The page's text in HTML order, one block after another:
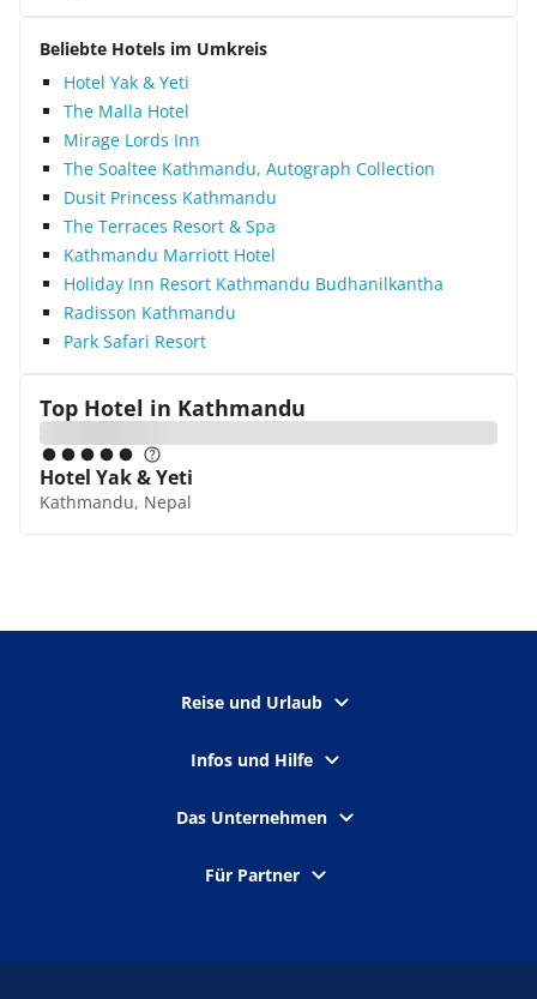
Beliebte Hotels im Umkreis
Hotel Yak & Yeti
The Malla Hotel
Mirage Lords Inn
The Soaltee Kathmandu, Autograph Collection
Dusit Princess Kathmandu
The Terraces Resort & Spa
Kathmandu Marriott Hotel
Holiday Inn Resort Kathmandu Budhanilkantha
Radisson Kathmandu
Park Safari Resort
Top Hotel in Kathmandu
Hotel Yak & Yeti
Kathmandu, Nepal
Reise und Urlaub
Infos und Hilfe
Das Unternehmen
Für Partner